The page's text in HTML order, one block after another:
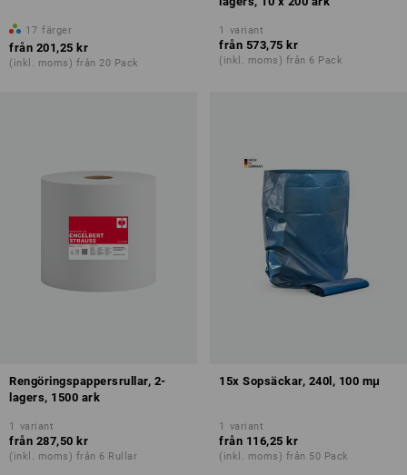
17 färger
från 201,25 kr
(inkl. moms) från 20 Pack
1 variant
från 573,75 kr
(inkl. moms) från 6 Pack
Rengöringspappersrullar, 2-
lagers, 1500 ark
1 variant
från 287,50 kr
(inkl. moms) från 6 Rullar
15x Sopsäckar, 240l, 100 mμ
1 variant
från 116,25 kr
(inkl. moms) från 50 Pack